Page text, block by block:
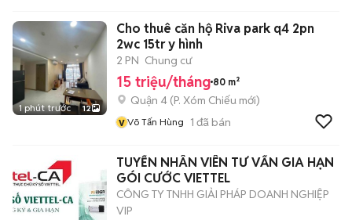
1 phút trước 12
Cho thuê căn hộ Riva park q4 2pn
2wc 15tr y hình
2 PN Chung cư
15 triệu/tháng 80 m²
Quận 4 (P. Xóm Chiếu mới)
v Võ Tấn Hùng 1 đã bán
TUYỂN NHÂN VIÊN TƯ VẤN GIA HẠN
GÓI CƯỚC VIETTEL
CÔNG TY TNHH GIẢI PHÁP DOANH NGHIỆP
VIP